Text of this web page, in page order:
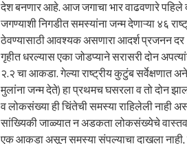
देश बनणार आहे. आज जगाचा भार वाढवणारे
जगण्याशी निगडीत समस्यांना जन्म देणाऱ्या ४६
ठेवण्यासाठी आवश्यक असणारा आदर्श प्रजनन दर
गृहीत धरल्यास एका जोडप्याने सरासरी दोन
२.२ चा आकडा. गेल्या राष्ट्रीय कुटुंब सर्वेक्षणात
मुलांना जन्म देते) हा प्रथमच घसरला व तो दोन
व लोकसंख्या ही चिंतेची समस्या राहिलेली नाही
सांख्यिकी जाळ्यात न अडकता लोकसंख्येचे
एक आकडा असून समस्या संपल्याचा दाखला नाही,